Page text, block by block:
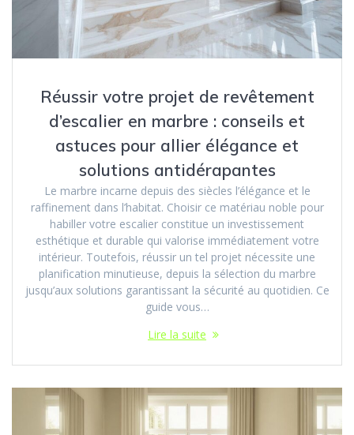
Réussir votre projet de revêtement
d’escalier en marbre : conseils et
astuces pour allier élégance et
solutions antidérapantes
Le marbre incarne depuis des siècles l’élégance et le
raffinement dans l’habitat. Choisir ce matériau noble pour
habiller votre escalier constitue un investissement
esthétique et durable qui valorise immédiatement votre
intérieur. Toutefois, réussir un tel projet nécessite une
planification minutieuse, depuis la sélection du marbre
jusqu’aux solutions garantissant la sécurité au quotidien. Ce
guide vous…
Lire la suite